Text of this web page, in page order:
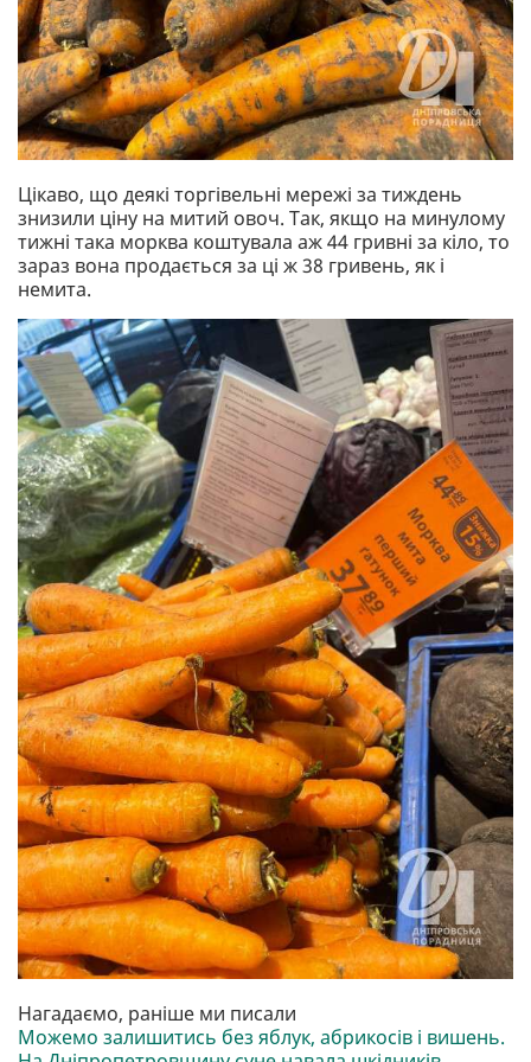
Цікаво, що деякі торгівельні мережі за тиждень
знизили ціну на митий овоч. Так, якщо на минулому
тижні така морква коштувала аж 44 гривні за кіло, то
зараз вона продається за ці ж 38 гривень, як і
немита.
Нагадаємо, раніше ми писали
Можемо залишитись без яблук, абрикосів і вишень.